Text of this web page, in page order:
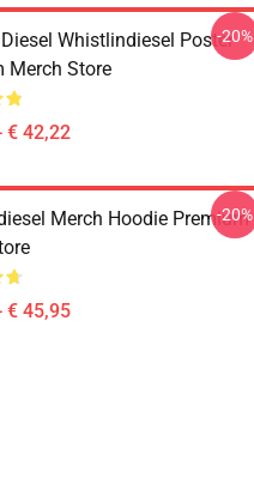
Whistlindiesel Poster
Merch Store
€ 42,22
-20%
Merch Hoodie Premium
€ 45,95
-20%